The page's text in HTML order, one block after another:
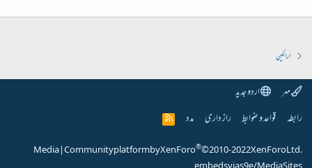
اراکین
مہر
اردو جدید
رابطہ قواعد و ضوابط راز داری مدد
R
S
Community platform by XenForo®© 2010-2022 XenForo Ltd.
|
Media